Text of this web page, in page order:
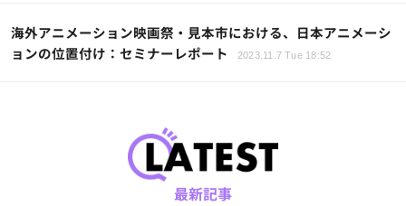
海外アニメーション映画祭・見本市における、日本アニメーシ
ョンの位置付け：セミナーレポート
2023.11.7 Tue 18:52
最新記事